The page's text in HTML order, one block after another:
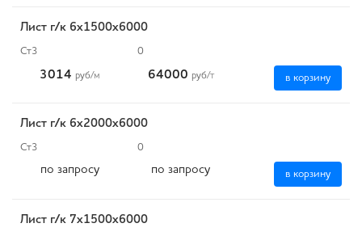
Лист г/к 6х1500х6000
Ст3 0
3014 руб/м 64000 руб/т в корзину
Лист г/к 6х2000х6000
Ст3 0
по запросу по запросу в корзину
Лист г/к 7х1500х6000